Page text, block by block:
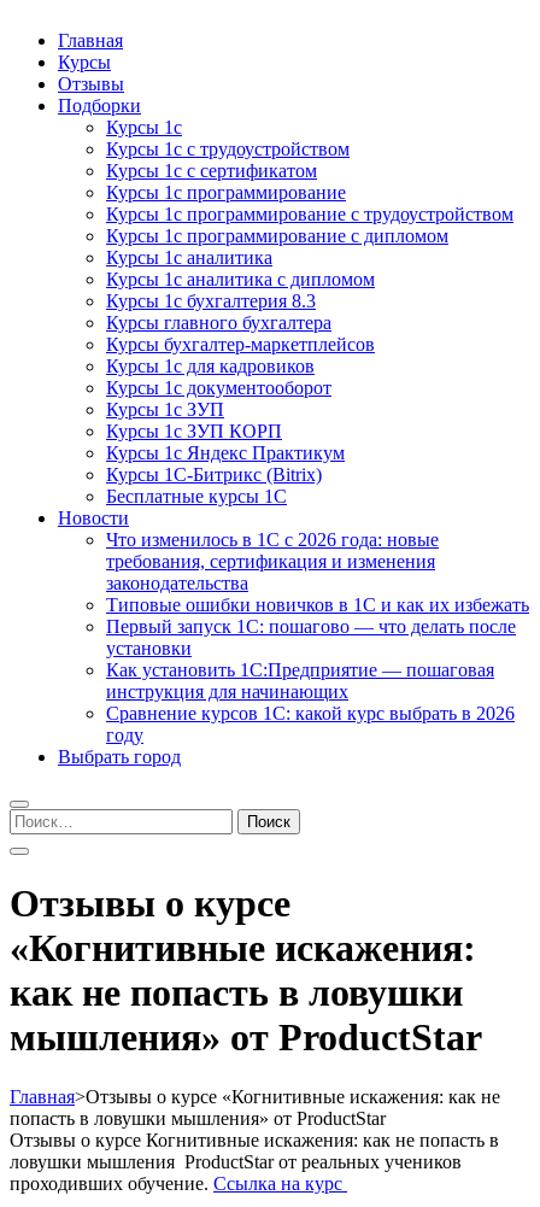
Курсы 1С
Курсы 1С официальная сертификация
Главная
Курсы
Отзывы
Подборки
Курсы 1с
Курсы 1с с трудоустройством
Курсы 1с с сертификатом
Курсы 1с программирование
Курсы 1с программирование с трудоустройством
Курсы 1с программирование с дипломом
Курсы 1с аналитика
Курсы 1с аналитика с дипломом
Курсы 1с бухгалтерия 8.3
Курсы главного бухгалтера
Курсы бухгалтер-маркетплейсов
Курсы 1с для кадровиков
Курсы 1с документооборот
Курсы 1с ЗУП
Курсы 1с ЗУП КОРП
Курсы 1с Яндекс Практикум
Курсы 1С-Битрикс (Bitrix)
Бесплатные курсы 1С
Новости
Что изменилось в 1С с 2026 года: новые
требования, сертификация и изменения
законодательства
Типовые ошибки новичков в 1С и как их избежать
Первый запуск 1С: пошагово — что делать после
установки
Как установить 1С:Предприятие — пошаговая
инструкция для начинающих
Сравнение курсов 1С: какой курс выбрать в 2026
году
Выбрать город
Найти:
Отзывы о курсе
«Когнитивные искажения:
как не попасть в ловушки
мышления» от ProductStar
Главная>Отзывы о курсе «Когнитивные искажения: как не
попасть в ловушки мышления» от ProductStar
Отзывы о курсе Когнитивные искажения: как не попасть в
ловушки мышления ProductStar от реальных учеников
проходивших обучение. Ссылка на курс